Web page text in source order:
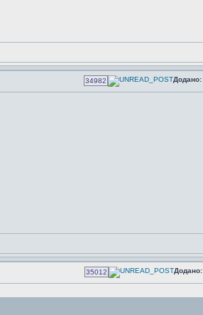
34982 Додано:
35012 Додано: